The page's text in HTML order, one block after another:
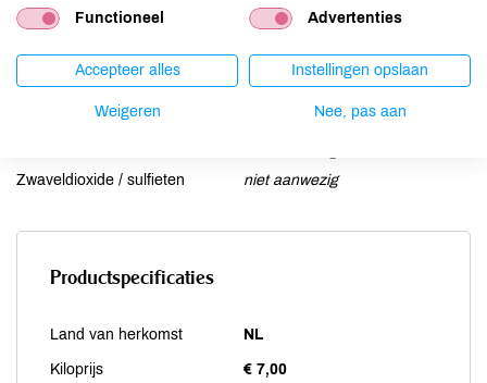
Schaaldieren
niet aanwezig
Selderij
niet aanwezig
Sesam
niet aanwezig
Soja
niet aanwezig
niet aanwezig
Zwaveldioxide / sulfieten
niet aanwezig
Productspecificaties
Land van herkomst NL
Kiloprijs € 7,00
Functioneel Advertenties
Accepteer alles Instellingen opslaan
Weigeren Nee, pas aan